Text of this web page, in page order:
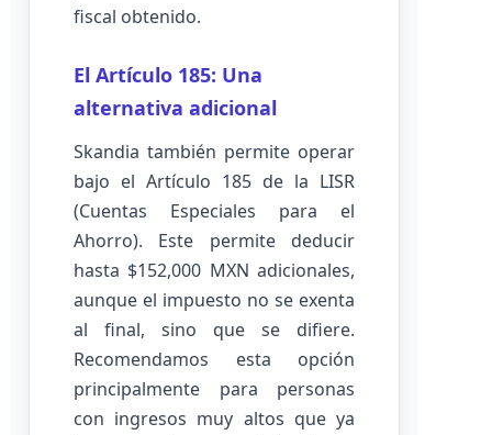
fiscal obtenido.
El Artículo 185: Una
alternativa adicional
Skandia también permite operar
bajo el Artículo 185 de la LISR
(Cuentas Especiales para el
Ahorro). Este permite deducir
hasta $152,000 MXN adicionales,
aunque el impuesto no se exenta
al final, sino que se difiere.
Recomendamos esta opción
principalmente para personas
con ingresos muy altos que ya